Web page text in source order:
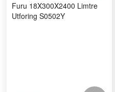
Furu 18X300X2400 Limtre
Utforing S0502Y